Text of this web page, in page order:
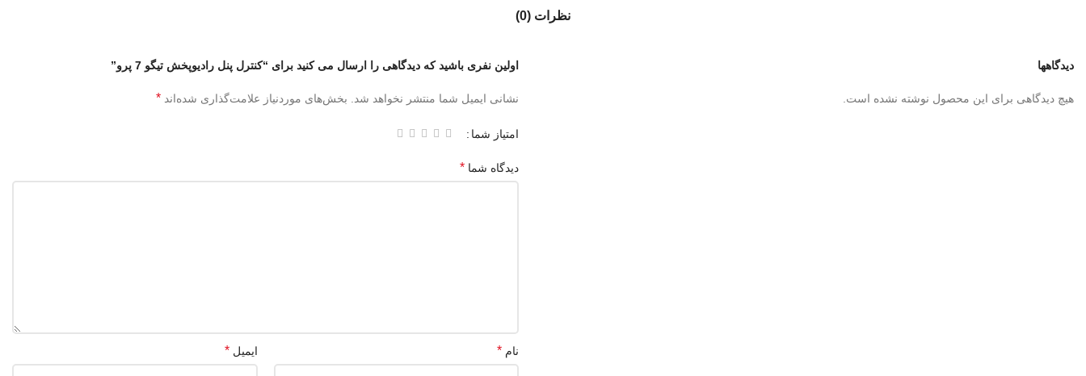
نظرات (0)
دیدگاهها
هیچ دیدگاهی برای این محصول نوشته نشده است.
اولین نفری باشید که دیدگاهی را ارسال می کنید برای “کنترل پنل رادیوپخش تیگو 7 پرو”
نشانی ایمیل شما منتشر نخواهد شد. بخش‌های موردنیاز علامت‌گذاری شده‌اند *
امتیاز شما
دیدگاه شما *
نام * ایمیل*